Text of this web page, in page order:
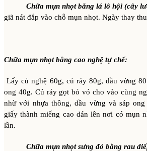
Chữa mụn nhọt bằng lá lô hội (cây
giã nát đắp vào chỗ mụn nhọt. Ngày thay
Chữa mụn nhọt bằng cao nghệ tự chế:
Lấy củ nghệ 60g, củ ráy 80g, dầu vừng
ong 40g. Củ ráy gọt bỏ vỏ cho vào cùng
nhừ với nhựa thông, dầu vừng và sáp
giấy thành miếng cao dán lên nơi có mụn
lần.
Chữa mụn nhọt sưng đỏ bằng rau